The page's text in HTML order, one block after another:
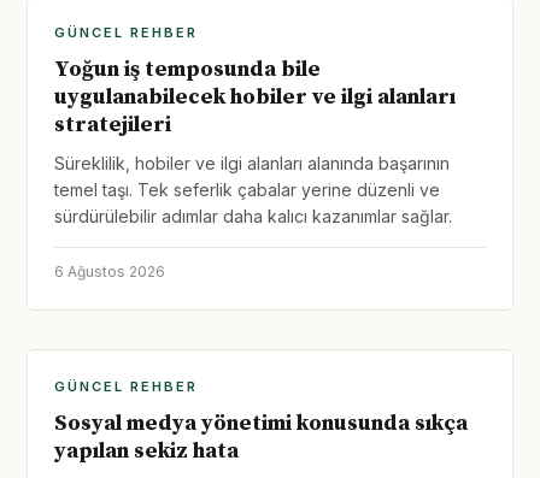
GÜNCEL REHBER
Yoğun iş temposunda bile
uygulanabilecek hobiler ve ilgi alanları
stratejileri
Süreklilik, hobiler ve ilgi alanları alanında başarının
temel taşı. Tek seferlik çabalar yerine düzenli ve
sürdürülebilir adımlar daha kalıcı kazanımlar sağlar.
6 Ağustos 2026
GÜNCEL REHBER
Sosyal medya yönetimi konusunda sıkça
yapılan sekiz hata